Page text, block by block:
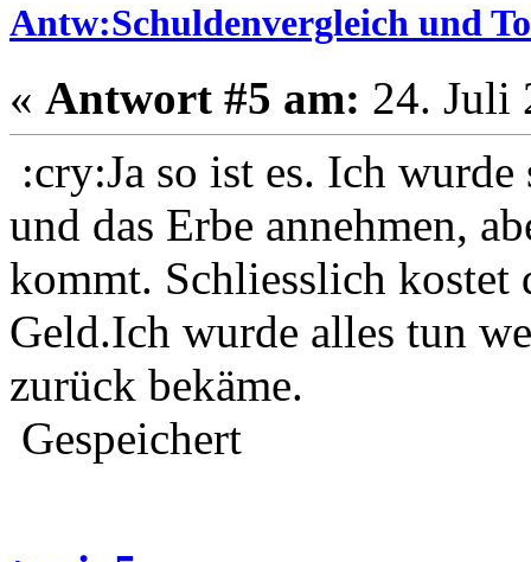
Antw:Schuldenvergleich und
« Antwort #5 am: 24. Juli
:cry:Ja so ist es. Ich
und das Erbe annehmen,
kommt. Schliesslich
Geld.Ich wurde alles tun
zurück bekäme.
Gespeichert